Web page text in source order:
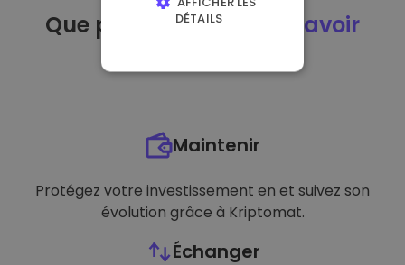
Que puis-je faire
après avoir
Maintenir
Protégez votre investissement en et suivez son
évolution grâce à Kriptomat.
Échanger
DÉTAILS
FONCTIONNALITÉ